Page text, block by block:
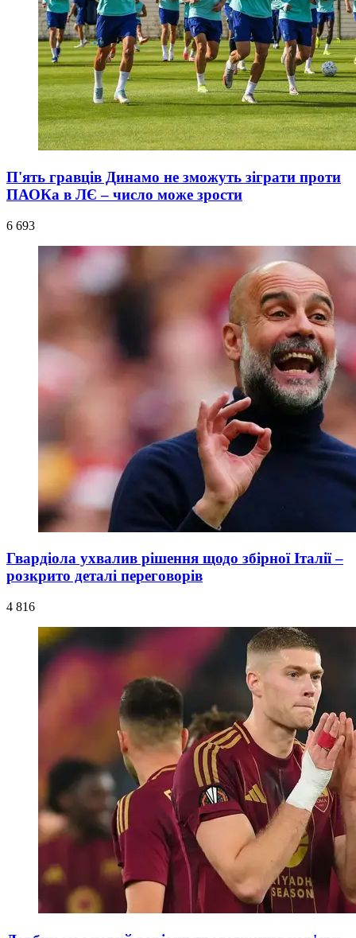
П'ять гравців Динамо не зможуть зіграти проти
ПАОКа в ЛЄ – число може зрости
6 693
Гвардіола ухвалив рішення щодо збірної Італії –
розкрито деталі переговорів
4 816